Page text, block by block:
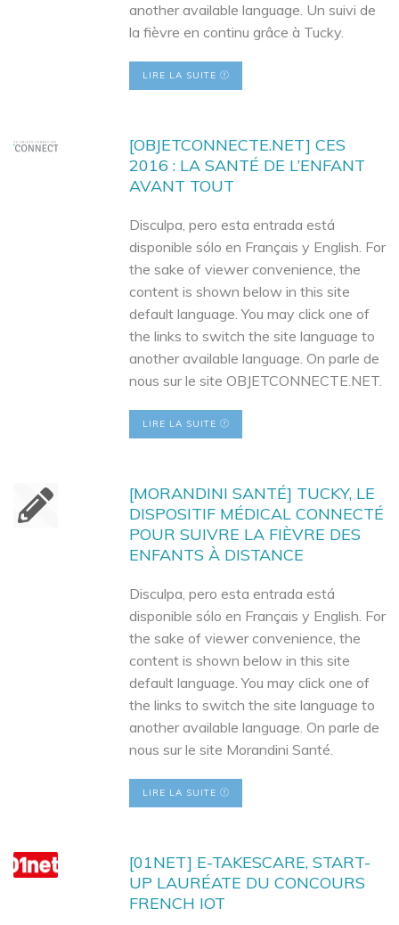
another available language. Un suivi de
la fièvre en continu grâce à Tucky.
LIRE LA SUITE
[OBJETCONNECTE.NET] CES
2016 : LA SANTÉ DE L’ENFANT
AVANT TOUT
Disculpa, pero esta entrada está
disponible sólo en Français y English. For
the sake of viewer convenience, the
content is shown below in this site
default language. You may click one of
the links to switch the site language to
another available language. On parle de
nous sur le site OBJETCONNECTE.NET.
LIRE LA SUITE
[MORANDINI SANTÉ] TUCKY, LE
DISPOSITIF MÉDICAL CONNECTÉ
POUR SUIVRE LA FIÈVRE DES
ENFANTS À DISTANCE
Disculpa, pero esta entrada está
disponible sólo en Français y English. For
the sake of viewer convenience, the
content is shown below in this site
default language. You may click one of
the links to switch the site language to
another available language. On parle de
nous sur le site Morandini Santé.
LIRE LA SUITE
[01NET] E-TAKESCARE, START-
UP LAURÉATE DU CONCOURS
FRENCH IOT